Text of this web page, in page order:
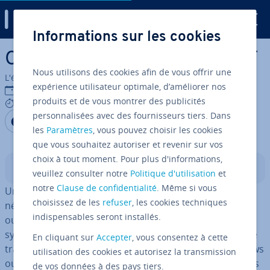
Aller au contenu principal
Ouvrir et créer un fichier TXT
L'équipe édi­to­riale IONOS
15/08/2022
5 mins
Partager sur Facebook
Partager sur Twitter
Partager sur LinkedIn
Sommaire
Un fichier TXT est un fichier texte non formaté qui ne
nécessite aucun programme spécial pour être créé et
ouvert. Pour ouvrir un fichier TXT, la plupart des
systèmes d’ex­ploi­ta­tion proposent des pro­grammes de
trai­te­ment de texte comme « Bloc-Notes » sous Windows
ou « TextEdit » sous macOS. Quant aux smart­phones, ils
Informations sur les cookies
Nous utilisons des cookies afin de vous offrir une
expérience utilisateur optimale, d’améliorer nos
produits et de vous montrer des publicités
personnalisées avec des fournisseurs tiers. Dans
les Paramètres, vous pouvez choisir les cookies
que vous souhaitez autoriser et revenir sur vos
choix à tout moment. Pour plus d'informations,
veuillez consulter notre Politique d'utilisation et
notreClause de confidentialité. Même si vous
choisissez de les refuser, les cookies techniques
indispensables seront installés.
En cliquant surAccepter, vous consentez à cette
utilisation des cookies et autorisez la transmission
de vos données à des pays tiers.